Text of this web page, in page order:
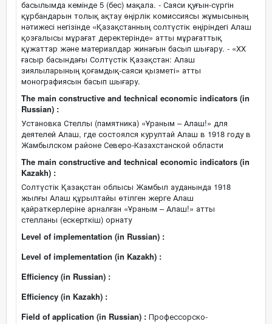
басылымда кемінде 5 (бес) мақала. - Саяси қуғын-сүргін
құрбандарын толық ақтау өңірлік комиссиясы жұмысының
нәтижесі негізінде «Қазақстанның солтүстік өңіріндегі Алаш
қозғалысы мұрағат деректерінде» атты мұрағаттық
құжаттар және материалдар жинағын басып шығару. - «ХХ
ғасыр басындағы Солтүстік Қазақстан: Алаш
зиялыларының қоғамдық-саяси қызметі» атты
монографиясын басып шығару.
The main constructive and technical economic indicators (in
Russian) :
Установка Стеллы (памятника) «Ұраным – Алаш!» для
деятелей Алаш, где состоялся курултай Алаш в 1918 году в
Жамбылском районе Северо-Казахстанской области
The main constructive and technical economic indicators (in
Kazakh) :
Солтүстік Қазақстан облысы Жамбыл ауданында 1918
жылғы Алаш құрылтайы өтілген жерге Алаш
қайраткерлеріне арналған «Ұраным – Алаш!» атты
стелланы (ескерткіш) орнату
Level of implementation (in Russian) :
Level of implementation (in Kazakh) :
Efficiency (in Russian) :
Efficiency (in Kazakh) :
Field of application (in Russian) : Профессорско-